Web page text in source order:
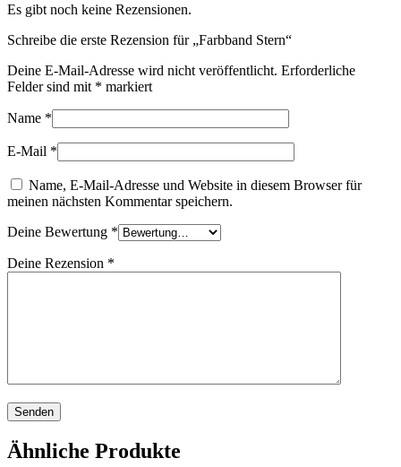
Es gibt noch keine Rezensionen.
Schreibe die erste Rezension für „Farbband Stern“
Deine E-Mail-Adresse wird nicht veröffentlicht. Erforderliche
Felder sind mit * markiert
Name *
E-Mail *
Name, E-Mail-Adresse und Website in diesem Browser für
meinen nächsten Kommentar speichern.
Deine Bewertung *
Deine Rezension *
Ähnliche Produkte